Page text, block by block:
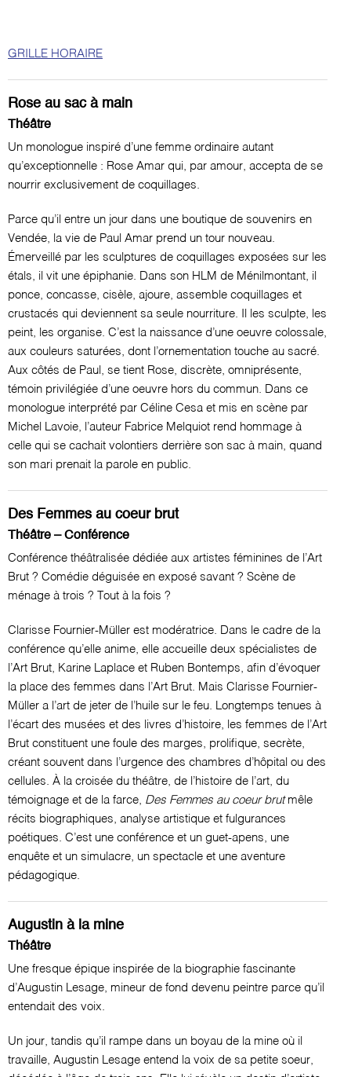
GRILLE HORAIRE
Rose au sac à main
Théâtre
Un monologue inspiré d’une femme ordinaire autant
qu’exceptionnelle : Rose Amar qui, par amour, accepta de se
nourrir exclusivement de coquillages.
Parce qu’il entre un jour dans une boutique de souvenirs en
Vendée, la vie de Paul Amar prend un tour nouveau.
Émerveillé par les sculptures de coquillages exposées sur les
étals, il vit une épiphanie. Dans son HLM de Ménilmontant, il
ponce, concasse, cisèle, ajoure, assemble coquillages et
crustacés qui deviennent sa seule nourriture. Il les sculpte, les
peint, les organise. C’est la naissance d’une oeuvre colossale,
aux couleurs saturées, dont l’ornementation touche au sacré.
Aux côtés de Paul, se tient Rose, discrète, omniprésente,
témoin privilégiée d’une oeuvre hors du commun. Dans ce
monologue interprété par Céline Cesa et mis en scène par
Michel Lavoie, l’auteur Fabrice Melquiot rend hommage à
celle qui se cachait volontiers derrière son sac à main, quand
son mari prenait la parole en public.
Des Femmes au coeur brut
Théâtre – Conférence
Conférence théâtralisée dédiée aux artistes féminines de l’Art
Brut ? Comédie déguisée en exposé savant ? Scène de
ménage à trois ? Tout à la fois ?
Clarisse Fournier-Müller est modératrice. Dans le cadre de la
conférence qu’elle anime, elle accueille deux spécialistes de
l’Art Brut, Karine Laplace et Ruben Bontemps, afin d’évoquer
la place des femmes dans l’Art Brut. Mais Clarisse Fournier-
Müller a l’art de jeter de l’huile sur le feu. Longtemps tenues à
l’écart des musées et des livres d’histoire, les femmes de l’Art
Brut constituent une foule des marges, prolifique, secrète,
créant souvent dans l’urgence des chambres d’hôpital ou des
cellules. À la croisée du théâtre, de l’histoire de l’art, du
témoignage et de la farce, Des Femmes au coeur brut mêle
récits biographiques, analyse artistique et fulgurances
poétiques. C’est une conférence et un guet-apens, une
enquête et un simulacre, un spectacle et une aventure
pédagogique.
Augustin à la mine
Théâtre
Une fresque épique inspirée de la biographie fascinante
d’Augustin Lesage, mineur de fond devenu peintre parce qu’il
entendait des voix.
Un jour, tandis qu’il rampe dans un boyau de la mine où il
travaille, Augustin Lesage entend la voix de sa petite soeur,